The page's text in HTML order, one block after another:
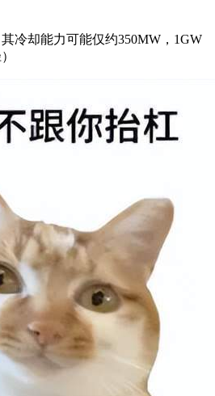
冷却能力可能仅约350MW，1GW